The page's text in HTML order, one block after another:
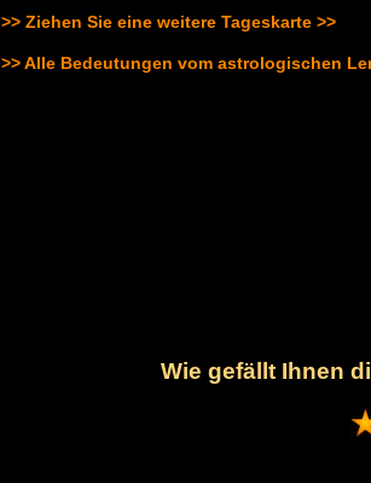
>> Ziehen Sie eine weitere Tageskarte >>
>> Alle Bedeutungen vom astrologischen
Wie gefällt Ihnen